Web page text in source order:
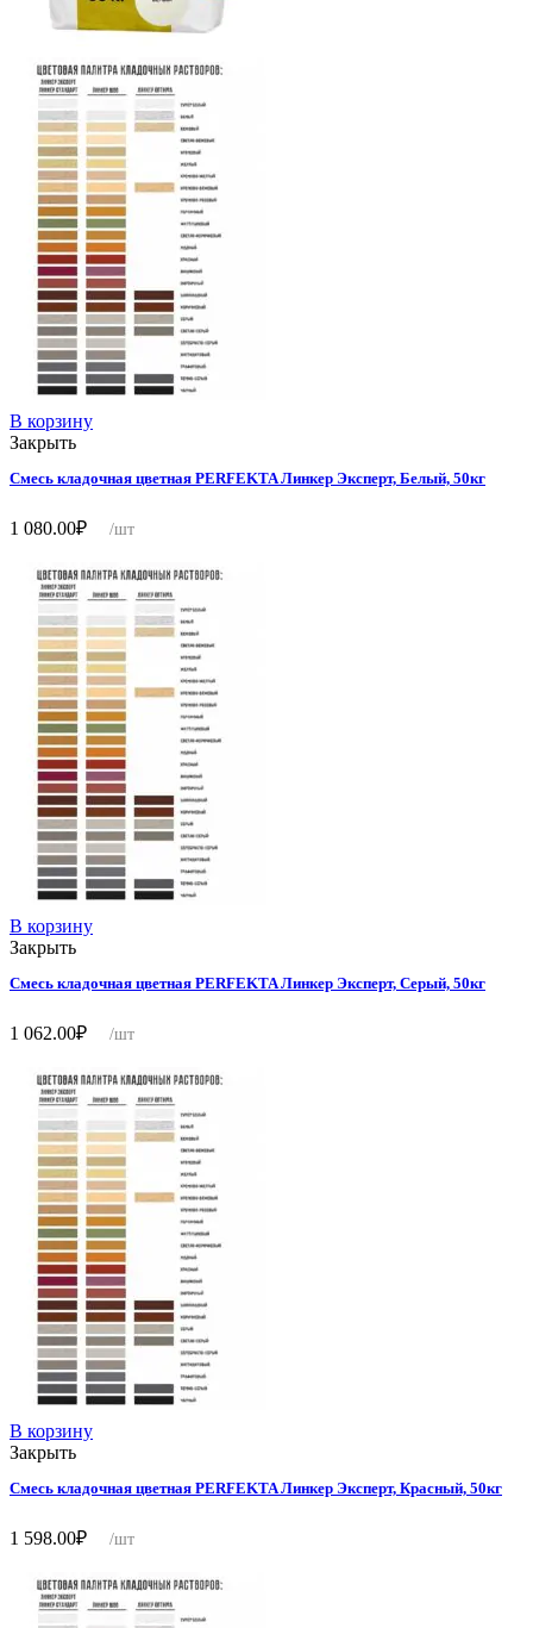
В корзину
Закрыть
Смесь кладочная цветная PERFEKTA Линкер Эксперт, Белый, 50кг
1 080.00₽ /шт
В корзину
Закрыть
Смесь кладочная цветная PERFEKTA Линкер Эксперт, Серый, 50кг
1 062.00₽ /шт
В корзину
Закрыть
Смесь кладочная цветная PERFEKTA Линкер Эксперт, Красный, 50кг
1 598.00₽ /шт